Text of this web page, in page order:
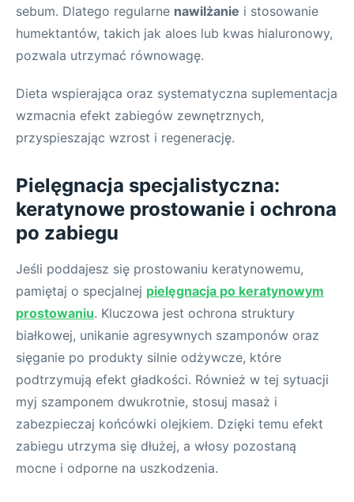
sebum. Dlatego regularne nawilżanie i stosowanie
humektantów, takich jak aloes lub kwas hialuronowy,
pozwala utrzymać równowagę.
Dieta wspierająca oraz systematyczna suplementacja
wzmacnia efekt zabiegów zewnętrznych,
przyspieszając wzrost i regenerację.
Pielęgnacja specjalistyczna:
keratynowe prostowanie i ochrona
po zabiegu
Jeśli poddajesz się prostowaniu keratynowemu,
pamiętaj o specjalnej pielęgnacja po keratynowym
prostowaniu. Kluczowa jest ochrona struktury
białkowej, unikanie agresywnych szamponów oraz
sięganie po produkty silnie odżywcze, które
podtrzymują efekt gładkości. Również w tej sytuacji
myj szamponem dwukrotnie, stosuj masaż i
zabezpieczaj końcówki olejkiem. Dzięki temu efekt
zabiegu utrzyma się dłużej, a włosy pozostaną
mocne i odporne na uszkodzenia.